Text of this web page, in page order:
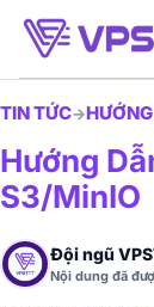
TIN TỨC→
Hướng
S3/MinIO
Đội ngũ
Nội dung đã